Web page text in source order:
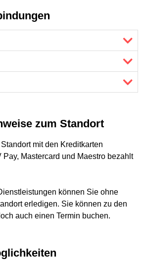
zum Standort
mit den Kreditkarten
Pay, Mastercard und Maestro bezahlt
können Sie ohne
erledigen. Sie können zu den
auch einen Termin buchen.